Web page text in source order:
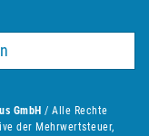
GmbH / Alle Rechte
der Mehrwertsteuer,